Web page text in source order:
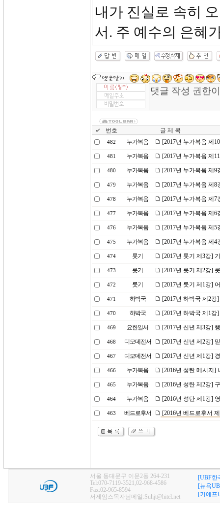
내가 진실로 속히
서. 주 예수의 은혜
번호 글 제 목
482 누가복음 [2017년 누가복음 제
481 누가복음 [2017년 누가복음 제
480 누가복음 [2017년 누가복음 제
479 누가복음 [2017년 누가복음 제
478 누가복음 [2017년 누가복음 제
477 누가복음 [2017년 누가복음 제
476 누가복음 [2017년 누가복음 제
475 누가복음 [2017년 누가복음 제
474 룻기 [2017년 룻기 제3강]
473 룻기 [2017년 룻기 제2강]
472 룻기 [2017년 룻기 제1강]
471 하박국 [2017년 하박국 제2
470 하박국 [2017년 하박국 제1
469 요한일서 [2017년 신년 제3강]
468 디모데전서 [2017년 신년 제2강]
467 디모데전서 [2017년 신년 제1강]
466 누가복음 [2016년 성탄 메시지]
465 누가복음 [2016년 성탄 제2강]
464 누가복음 [2016년 성탄 제1강]
463 베드로후서 [2016년 베드로후서
서울 동대문구 이문2동 264-231
Tel:070-7119-3521,02-968-4586
Fax:02-965-8594
서제임스목자님메일:Suhjt@hitel.net
[UBF한
[뉴욕
[키에프